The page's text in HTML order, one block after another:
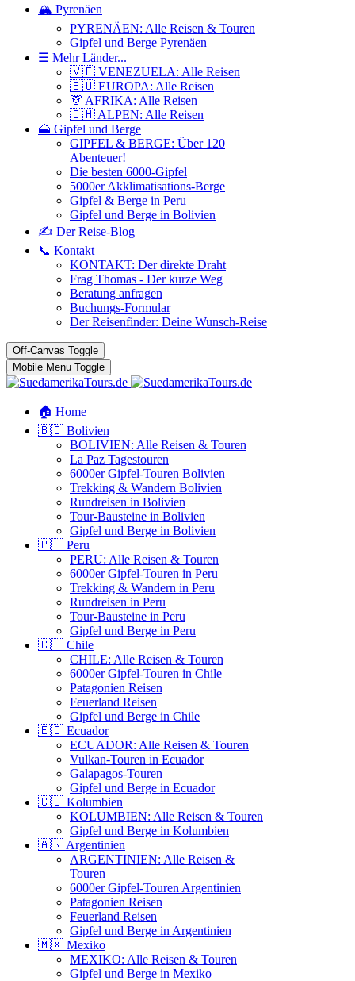
🏔️ Pyrenäen
PYRENÄEN: Alle Reisen & Touren
Gipfel und Berge Pyrenäen
☰ Mehr Länder...
🇻🇪 VENEZUELA: Alle Reisen
🇪🇺 EUROPA: Alle Reisen
🦒 AFRIKA: Alle Reisen
🇨🇭 ALPEN: Alle Reisen
🗻 Gipfel und Berge
GIPFEL & BERGE: Über 120
Abenteuer!
Die besten 6000-Gipfel
5000er Akklimatisations-Berge
Gipfel & Berge in Peru
Gipfel und Berge in Bolivien
✍️ Der Reise-Blog
📞 Kontakt
KONTAKT: Der direkte Draht
Frag Thomas - Der kurze Weg
Beratung anfragen
Buchungs-Formular
Der Reisenfinder: Deine Wunsch-Reise
Off-Canvas Toggle
Mobile Menu Toggle
🏠 Home
🇧🇴 Bolivien
BOLIVIEN: Alle Reisen & Touren
La Paz Tagestouren
6000er Gipfel-Touren Bolivien
Trekking & Wandern Bolivien
Rundreisen in Bolivien
Tour-Bausteine in Bolivien
Gipfel und Berge in Bolivien
🇵🇪 Peru
PERU: Alle Reisen & Touren
6000er Gipfel-Touren in Peru
Trekking & Wandern in Peru
Rundreisen in Peru
Tour-Bausteine in Peru
Gipfel und Berge in Peru
🇨🇱 Chile
CHILE: Alle Reisen & Touren
6000er Gipfel-Touren in Chile
Patagonien Reisen
Feuerland Reisen
Gipfel und Berge in Chile
🇪🇨 Ecuador
ECUADOR: Alle Reisen & Touren
Vulkan-Touren in Ecuador
Galapagos-Touren
Gipfel und Berge in Ecuador
🇨🇴 Kolumbien
KOLUMBIEN: Alle Reisen & Touren
Gipfel und Berge in Kolumbien
🇦🇷 Argentinien
ARGENTINIEN: Alle Reisen &
Touren
6000er Gipfel-Touren Argentinien
Patagonien Reisen
Feuerland Reisen
Gipfel und Berge in Argentinien
🇲🇽 Mexiko
MEXIKO: Alle Reisen & Touren
Gipfel und Berge in Mexiko